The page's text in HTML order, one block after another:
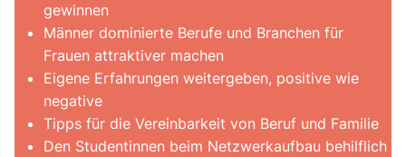
gewinnen
Männer dominierte Berufe und Branchen für
Frauen attraktiver machen
Eigene Erfahrungen weitergeben, positive wie
negative
Tipps für die Vereinbarkeit von Beruf und Familie
Den Studentinnen beim Netzwerkaufbau behilflich